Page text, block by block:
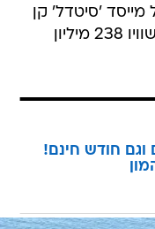
'סיטדל' קן
גריפין והפנטהאוז שלו במנהטן ששוויו 238 מיליון
75 שקלים וגם חודש חינם!